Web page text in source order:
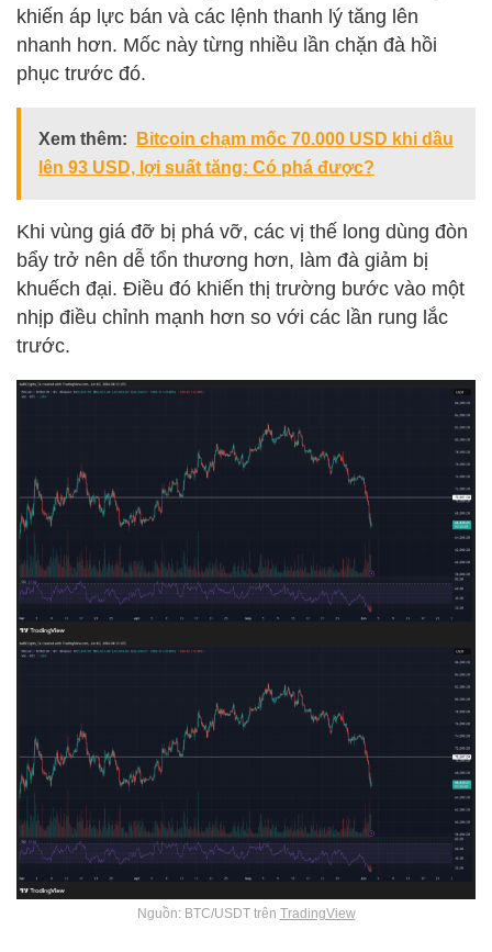
khiến áp lực bán và các lệnh thanh lý tăng lên
nhanh hơn. Mốc này từng nhiều lần chặn đà hồi
phục trước đó.
Xem thêm:
Bitcoin chạm mốc 70.000 USD khi dầu
lên 93 USD, lợi suất tăng: Có phá được?
Khi vùng giá đỡ bị phá vỡ, các vị thế long dùng đòn
bẩy trở nên dễ tổn thương hơn, làm đà giảm bị
khuếch đại. Điều đó khiến thị trường bước vào một
nhịp điều chỉnh mạnh hơn so với các lần rung lắc
trước.
Nguồn: BTC/USDT trên TradingView